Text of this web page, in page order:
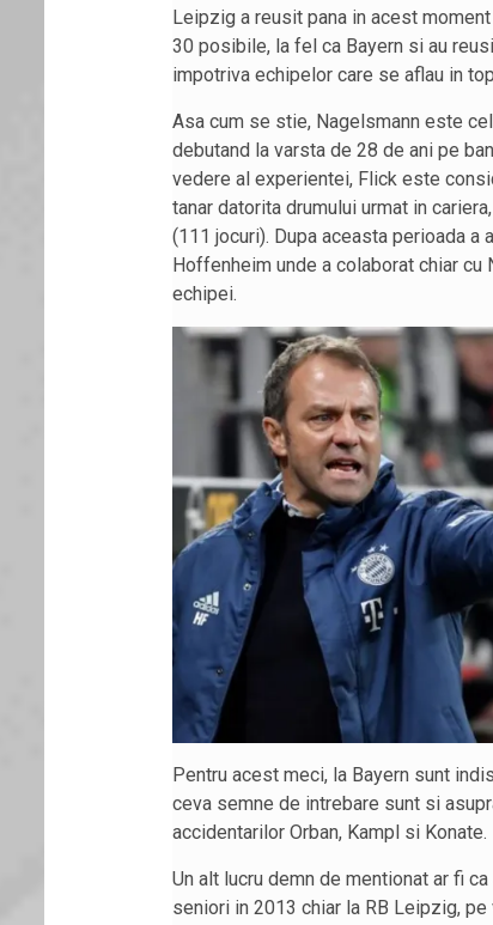
Leipzig a reusit pana in acest
30 posibile, la fel ca Bayern si au
impotriva echipelor care se aflau in
Asa cum se stie, Nagelsmann este
debutand la varsta de 28 de ani pe
vedere al experientei, Flick este
tanar datorita drumului urmat in
(111 jocuri). Dupa aceasta perioada
Hoffenheim unde a colaborat chiar cu
echipei.
Pentru acest meci, la Bayern sunt
ceva semne de intrebare sunt si
accidentarilor Orban, Kampl si Konate.
Un alt lucru demn de mentionat ar fi
seniori in 2013 chiar la RB Leipzig,